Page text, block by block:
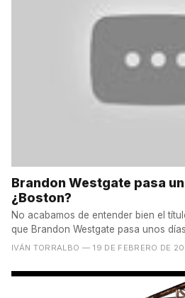
Brandon Westgate pasa
¿Boston?
No acabamos de entender bien el
que Brandon Westgate pasa unos
IVÁN TORRALBO — 19 DE FEBRERO DE